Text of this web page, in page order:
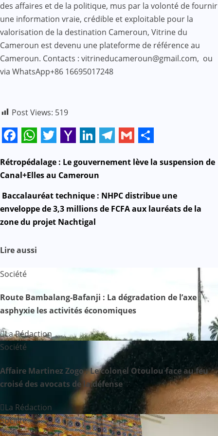
des affaires et de la politique, mus par la volonté de fournir
une information vraie, crédible et exploitable pour la
valorisation de la destination Cameroun, Vitrine du
Cameroun est devenu une plateforme de référence au
Cameroun. Contacts : vitrineducameroun@gmail.com, ou
via WhatsApp+86 16695017248
Post Views: 519
Mail
N
v
i
g
a
i
o
n
d
e
l
’
Rétropédalage : Le gouvernement lève la suspension de
Canal+Elles au Cameroun
Baccalauréat technique : NHPC distribue une
enveloppe de 3,3 millions de FCFA aux lauréats de la
zone du projet Nachtigal
Lire aussi
Société
Route Bambalang-Bafanji : La dégradation de l’axe
asphyxie les activités économiques
La Rédaction
Société
Affaire Martinez Zogo : Le colonel Otoulou face au feu
croisé des avocats de la défense
La Rédaction
Société